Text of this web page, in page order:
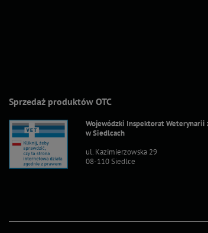
Sprzedaż produktów OTC
Wojewódzki Inspektorat Weterynarii
w Siedlcach
ul. Kazimierzowska 29
08-110 Siedlce